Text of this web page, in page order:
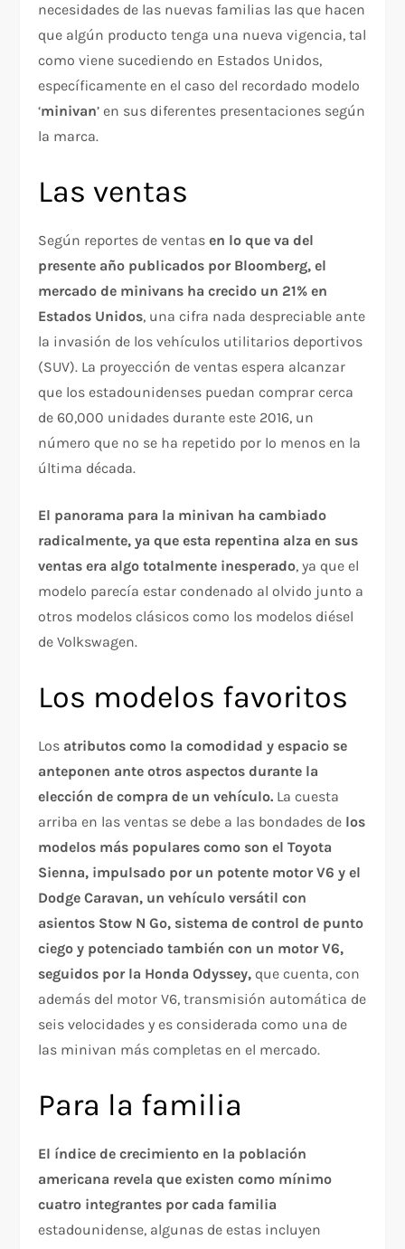
necesidades de las nuevas familias las que hacen
que algún producto tenga una nueva vigencia, tal
como viene sucediendo en Estados Unidos,
específicamente en el caso del recordado modelo
‘minivan’ en sus diferentes presentaciones según
la marca.
Las ventas
Según reportes de ventasen lo que va del
presente año publicados por Bloomberg, el
mercado de minivans ha crecido un 21% en
Estados Unidos, una cifra nada despreciable ante
la invasión de los vehículos utilitarios deportivos
(SUV). La proyección de ventas espera alcanzar
que los estadounidenses puedan comprar cerca
de 60,000 unidades durante este 2016, un
número que no se ha repetido por lo menos en la
última década.
El panorama para la minivan ha cambiado
radicalmente, ya que esta repentina alza en sus
ventas era algo totalmente inesperado, ya que el
modelo parecía estar condenado al olvido junto a
otros modelos clásicos como los modelos diésel
de Volkswagen.
Los modelos favoritos
Los atributos como la comodidad y espacio se
anteponen ante otros aspectos durante la
elección de compra de un vehículo. La cuesta
arriba en las ventas se debe a las bondades de los
modelos más populares como son el Toyota
Sienna, impulsado por un potente motor V6 y el
Dodge Caravan, un vehículo versátil con
asientos Stow N Go, sistema de control de punto
ciego y potenciado también con un motor V6,
seguidos por la Honda Odyssey, que cuenta, con
además del motor V6, transmisión automática de
seis velocidades y es considerada como una de
las minivan más completas en el mercado.
Para la familia
El índice de crecimiento en la población
americana revela que existen como mínimo
cuatro integrantes por cada familia
estadounidense, algunas de estas incluyen